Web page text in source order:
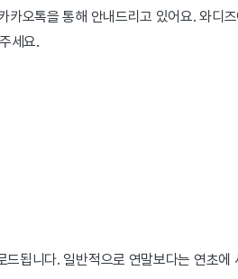
오톡을 통해 안내드리고 있어요. 와디
세요.
드됩니다. 일반적으로 연말보다는 연초에